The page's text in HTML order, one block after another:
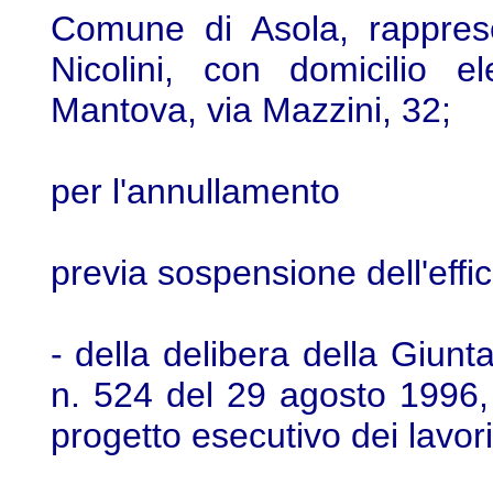
Comune di Asola,
Nicolini, con domicilio
Mantova, via Mazzini, 32;
per l'annullamento
previa sospensione
- della delibera della
n. 524 del 29 agosto
progetto esecutivo dei